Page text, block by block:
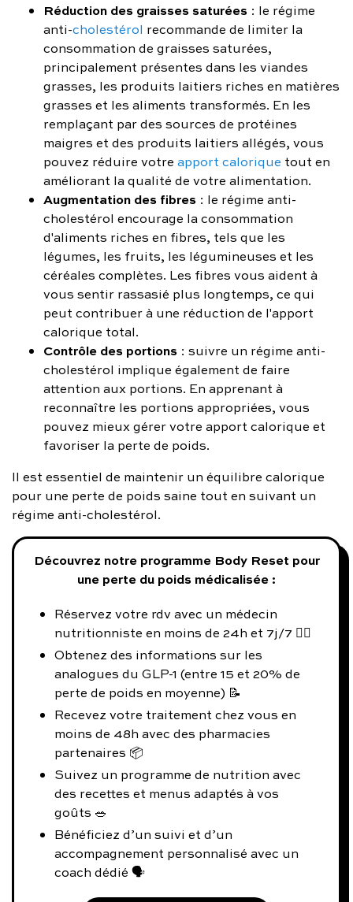
Réduction des graisses saturées : le régime
anti-cholestérol recommande de limiter la
consommation de graisses saturées,
principalement présentes dans les viandes
grasses, les produits laitiers riches en matières
grasses et les aliments transformés. En les
remplaçant par des sources de protéines
maigres et des produits laitiers allégés, vous
pouvez réduire votre apport calorique tout en
améliorant la qualité de votre alimentation.
Augmentation des fibres : le régime anti-
cholestérol encourage la consommation
d'aliments riches en fibres, tels que les
légumes, les fruits, les légumineuses et les
céréales complètes. Les fibres vous aident à
vous sentir rassasié plus longtemps, ce qui
peut contribuer à une réduction de l'apport
calorique total.
Contrôle des portions : suivre un régime anti-
cholestérol implique également de faire
attention aux portions. En apprenant à
reconnaître les portions appropriées, vous
pouvez mieux gérer votre apport calorique et
favoriser la perte de poids.
Il est essentiel de maintenir un équilibre calorique
pour une perte de poids saine tout en suivant un
régime anti-cholestérol.
Découvrez notre programme Body Reset pour
une perte du poids médicalisée :
Réservez votre rdv avec un médecin
nutritionniste en moins de 24h et 7j/7 👨‍⚕️
Obtenez des informations sur les
analogues du GLP-1 (entre 15 et 20% de
perte de poids en moyenne) 📝
Recevez votre traitement chez vous en
moins de 48h avec des pharmacies
partenaires 📦
Suivez un programme de nutrition avec
des recettes et menus adaptés à vos
goûts 🥗
Bénéficiez d’un suivi et d’un
accompagnement personnalisé avec un
coach dédié 🗣️